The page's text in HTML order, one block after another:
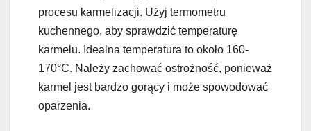
procesu karmelizacji. Użyj termometru
kuchennego, aby sprawdzić temperaturę
karmelu. Idealna temperatura to około 160-
170°C. Należy zachować ostrożność, ponieważ
karmel jest bardzo gorący i może spowodować
oparzenia.